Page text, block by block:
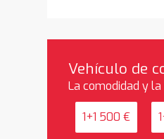
Vehículo de
La comodidad y
1+1 500 €